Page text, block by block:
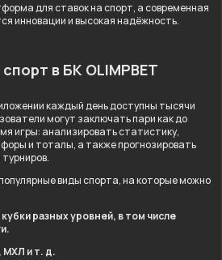
для ставок на спорт, а современная
инновации и высокая надёжность.
в БК OLIMPBET
каждый день доступны тысячи
могут заключать пари как до
игры: анализировать статистику,
и тоталы, а также прогнозировать
виды спорта, на которые можно
разных уровней, в том числе
МХЛ и т. д.